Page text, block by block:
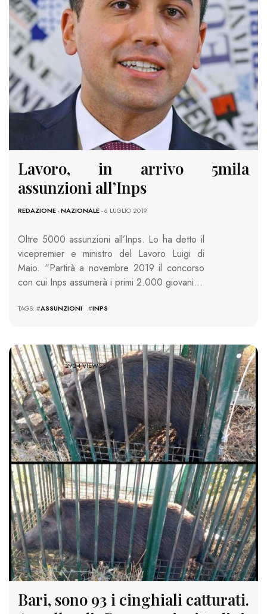
Lavoro, in arrivo 5mila
assunzioni all’Inps
REDAZIONE-NAZIONALE- 6 LUGLIO 2019
Oltre 5000 assunzioni all’Inps. Lo ha detto il
vicepremier e ministro del Lavoro Luigi di
Maio. “Partirà a novembre 2019 il concorso
con cui Inps assumerà i primi 2.000 giovani…
TAGS: #ASSUNZIONI #INPS
2724 VIEWS
Bari, sono 93 i cinghiali catturati.